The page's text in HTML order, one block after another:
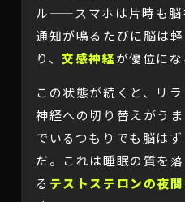
ル——スマホは片時も脳
通知が鳴るたびに脳は
り、交感神経が優位にな
この状態が続くと、リ
神経への切り替えがう
でいるつもりでも脳は
だ。これは睡眠の質を
る テストステロンの夜